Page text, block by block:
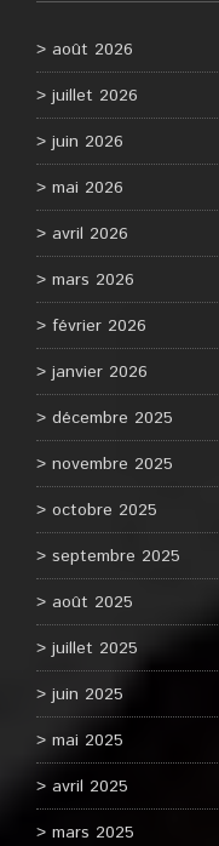
août 2026
juillet 2026
juin 2026
mai 2026
avril 2026
mars 2026
février 2026
janvier 2026
décembre 2025
novembre 2025
octobre 2025
septembre 2025
août 2025
juillet 2025
juin 2025
mai 2025
avril 2025
mars 2025